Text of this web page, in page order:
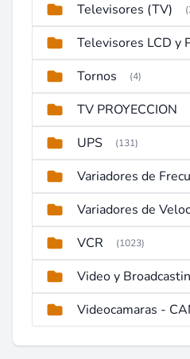
Televisores (TV)
Televisores LCD y
Tornos (4)
TV PROYECCION
UPS (131)
Variadores de
Variadores de
VCR (1023)
Video y
Videocamaras -